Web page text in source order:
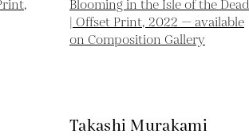
Takashi Murakami